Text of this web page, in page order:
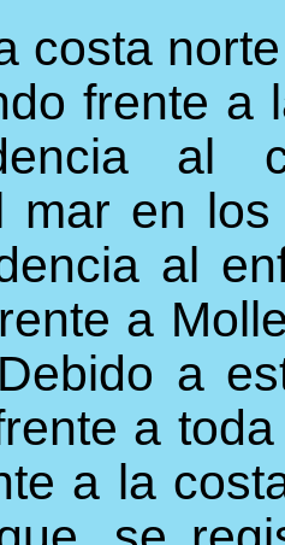
costa
frente a
al
mar en
al
a
a
a
a la